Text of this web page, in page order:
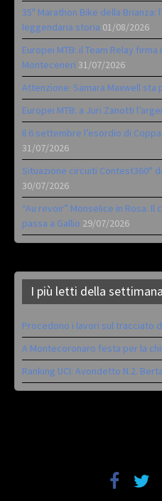
35ª Marathon Bike della
leggendaria storia 01/08/2026
Europei MTB: il Team Relay
Monteceneri 31/07/2026
Attenzione: Samara Maxwell sta
Europei MTB: a Juri Zanotti
Il 6 settembre l’esordio di
31/07/2026
Situazione circuiti Contest360°
30/07/2026
“Au revoir” Monselice in Rosa.
passa a Gallio 29/07/2026
I più letti della settimana
Procedono i lavori sul tracciato
A Montecoronaro festa per la
Ranking UCI: Avondetto N.2.